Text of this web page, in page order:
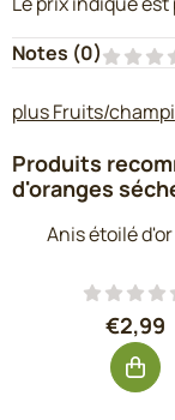
Notes (0)
plus Fruits/
Produits
d'oranges
Anis étoilé d'or
€2,99